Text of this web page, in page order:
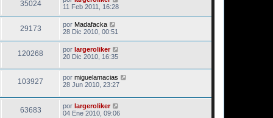
35024
11 Feb 2011, 16:28
29173 por Madafacka
28 Dic 2010, 00:51
120268 por largeroliker
20 Dic 2010, 16:35
103927 por miguelamacias
28 Jun 2010, 23:27
63683 por largeroliker
04 Ene 2010, 09:06